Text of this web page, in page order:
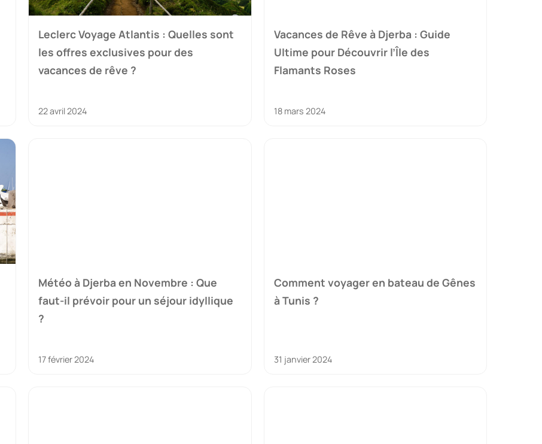
Leclerc Voyage Atlantis : Quelles sont
les offres exclusives pour des
vacances de rêve ?
22 avril 2024
Vacances de Rêve à Djerba : Guide
Ultime pour Découvrir l’Île des
Flamants Roses
18 mars 2024
Météo à Djerba en Novembre : Que
faut-il prévoir pour un séjour idyllique
?
17 février 2024
Comment voyager en bateau de Gênes
à Tunis ?
31 janvier 2024